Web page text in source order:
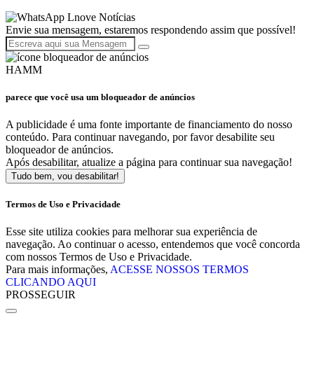
Lnove Notícias
Envie sua mensagem, estaremos respondendo assim que possível!
HAMM
parece que você usa um bloqueador de anúncios
A publicidade é uma fonte importante de financiamento do nosso
conteúdo. Para continuar navegando, por favor desabilite seu
bloqueador de anúncios.
Após desabilitar, atualize a página para continuar sua navegação!
Tudo bem, vou desabilitar!
Termos de Uso e Privacidade
Esse site utiliza cookies para melhorar sua experiência de
navegação. Ao continuar o acesso, entendemos que você concorda
com nossos Termos de Uso e Privacidade.
Para mais informações, ACESSE NOSSOS TERMOS
CLICANDO AQUI
PROSSEGUIR